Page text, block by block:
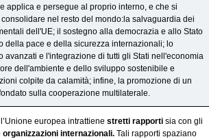
applica e persegue al proprio interno, e che si
nel resto del mondo:la salvaguardia dei
dell'UE; il sostegno alla democrazia e allo Stato
della pace e della sicurezza internazionali; lo
avanzati e l'integrazione di tutti gli Stati nell'economia
dell'ambiente e dello sviluppo sostenibile e
colpite da calamità; infine, la promozione di un
sulla cooperazione multilaterale.
europea intrattiene stretti rapporti sia con gli
organizzazioni internazionali. Tali rapporti spaziano